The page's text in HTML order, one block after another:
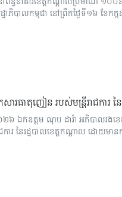
ភិបាលកម្ពុជា នៅព្រឹកថ្ងៃទី១៦ ខែក
កសារធាតុញៀន របស់មន្ត្រីរាជការ
២៦ ឯកឧត្តម ណុប ដារ៉ា អភិបាលរងខេ
ជការ នៃរដ្ឋបាលខេត្តកណ្តាល ដោយ